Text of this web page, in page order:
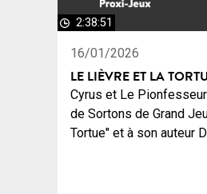
2:38:51
16/01/2026
LE LIÈVRE ET LA
Cyrus et Le
de Sortons de Grand
Tortue" et à son auteur